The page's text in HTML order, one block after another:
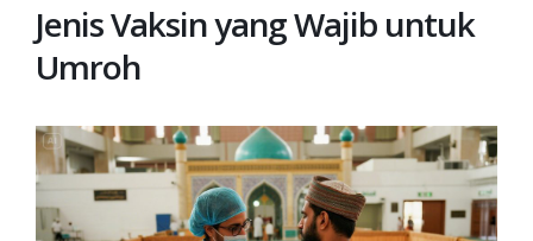
Jenis Vaksin yang Wajib untuk
Umroh